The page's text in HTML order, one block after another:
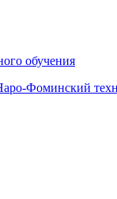
обучения
Фоминский